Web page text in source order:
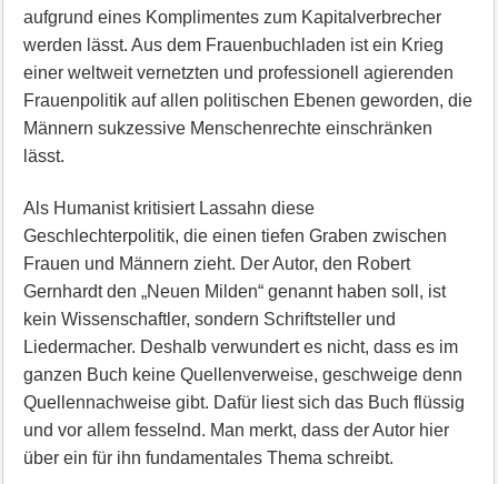
aufgrund eines Komplimentes zum Kapitalverbrecher
werden lässt. Aus dem Frauenbuchladen ist ein Krieg
einer weltweit vernetzten und professionell agierenden
Frauenpolitik auf allen politischen Ebenen geworden, die
Männern sukzessive Menschenrechte einschränken
lässt.
Als Humanist kritisiert Lassahn diese
Geschlechterpolitik, die einen tiefen Graben zwischen
Frauen und Männern zieht. Der Autor, den Robert
Gernhardt den „Neuen Milden“ genannt haben soll, ist
kein Wissenschaftler, sondern Schriftsteller und
Liedermacher. Deshalb verwundert es nicht, dass es im
ganzen Buch keine Quellenverweise, geschweige denn
Quellennachweise gibt. Dafür liest sich das Buch flüssig
und vor allem fesselnd. Man merkt, dass der Autor hier
über ein für ihn fundamentales Thema schreibt.